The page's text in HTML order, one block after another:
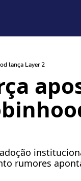
lança Layer 2
rumores